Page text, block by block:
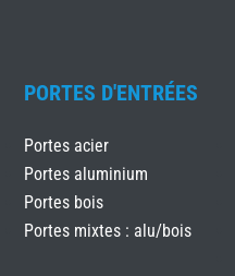
PORTES D'ENTRÉES
Portes acier
Portes aluminium
Portes bois
Portes mixtes : alu/bois